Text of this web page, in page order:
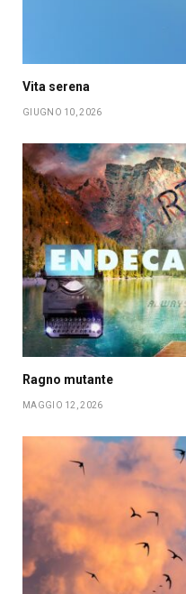
Vita serena
GIUGNO 10, 2026
Ragno mutante
MAGGIO 12, 2026